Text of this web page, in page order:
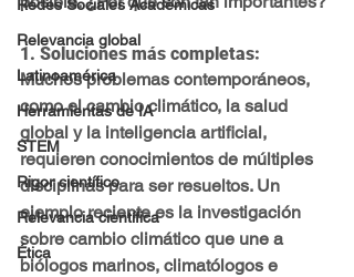
Redes Sociales Académicas
Relevancia global
Latinoamérica
Herramientas de IA
STEM
Rigor científico
Relevancia científica
Ética
1. Soluciones más completas:
Muchos problemas contemporáneos,
como el cambio climático, la salud
global y la inteligencia artificial,
requieren conocimientos de múltiples
disciplinas para ser resueltos. Un
ejemplo reciente es la investigación
sobre cambio climático que une a
biólogos marinos, climatólogos e